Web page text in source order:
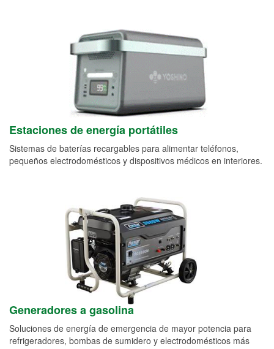
Estaciones de energía portátiles
Sistemas de baterías recargables para alimentar teléfonos,
pequeños electrodomésticos y dispositivos médicos en interiores.
Generadores a gasolina
Soluciones de energía de emergencia de mayor potencia para
refrigeradores, bombas de sumidero y electrodomésticos más